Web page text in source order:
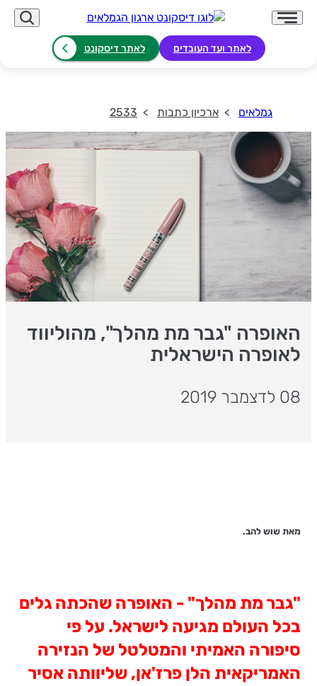
לאתר ועד העובדים לאתר דיסקונט
גמלאים ארכיון כתבות 2533
האופרה "גבר מת מהלך", מהוליווד
לאופרה הישראלית
08 לדצמבר 2019
מאת שוש להב.
"גבר מת מהלך" - האופרה שהכתה גלים
בכל העולם מגיעה לישראל. על פי
סיפורה האמיתי והמטלטל של הנזירה
האמריקאית הלן פרז'אן, שליוותה אסיר